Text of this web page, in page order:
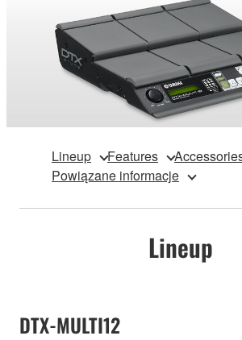
Lineup Features
Powiązane informacje
Lineup
DTX-MULTI12